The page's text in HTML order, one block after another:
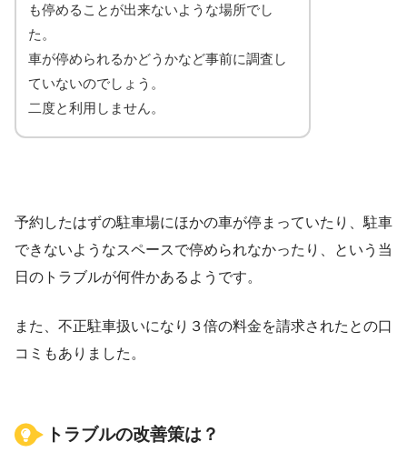
も停めることが出来ないような場所でし
た。
車が停められるかどうかなど事前に調査し
ていないのでしょう。
二度と利用しません。
予約したはずの駐車場にほかの車が停まっていたり、駐車
できないようなスペースで停められなかったり、という当
日のトラブルが何件かあるようです。
また、不正駐車扱いになり３倍の料金を請求されたとの口
コミもありました。
トラブルの改善策は？